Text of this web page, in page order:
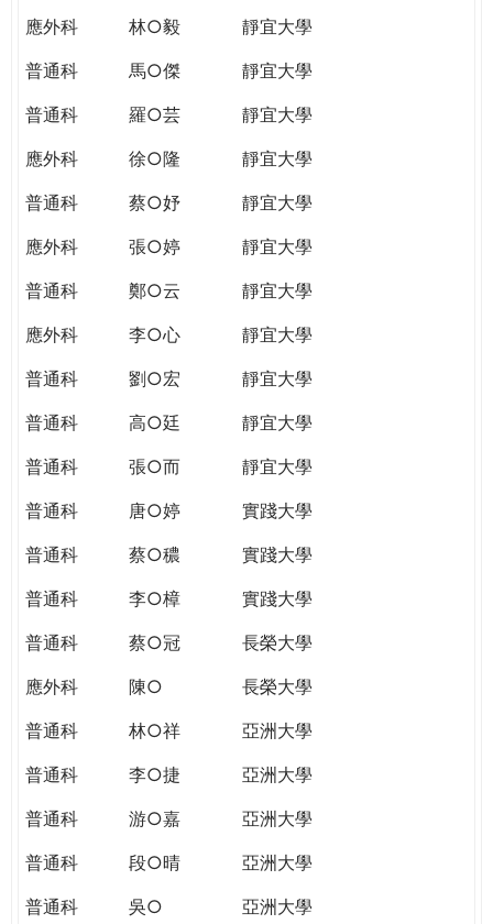
應外科
林○毅
靜宜大學
普通科
馬○傑
靜宜大學
普通科
羅○芸
靜宜大學
應外科
徐○隆
靜宜大學
普通科
蔡○妤
靜宜大學
應外科
張○婷
靜宜大學
普通科
鄭○云
靜宜大學
應外科
李○心
靜宜大學
普通科
劉○宏
靜宜大學
普通科
高○廷
靜宜大學
普通科
張○而
靜宜大學
普通科
唐○婷
實踐大學
普通科
蔡○穠
實踐大學
普通科
李○樟
實踐大學
普通科
蔡○冠
長榮大學
應外科
陳○
長榮大學
普通科
林○祥
亞洲大學
普通科
李○捷
亞洲大學
普通科
游○嘉
亞洲大學
普通科
段○晴
亞洲大學
普通科
吳○ 亞洲大學